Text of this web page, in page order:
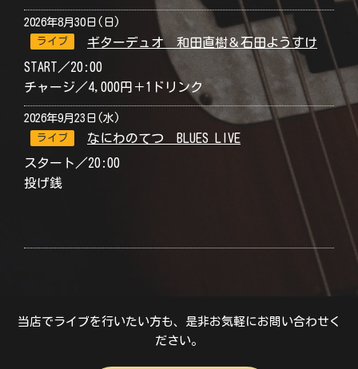
2026年8月30日(日)
ライブ
ギターデュオ 和田直樹＆石田ようすけ
START／20:00
チャージ／4,000円＋1ドリンク
2026年9月23日(水)
ライブ
なにわのてつ BLUES LIVE
スタート／20:00
投げ銭
当店でライブを行いたい方も、是非お気軽にお問い合わせく
ださい。